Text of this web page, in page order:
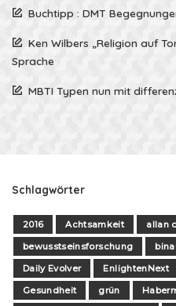
Buchtipp : DMT
Ken Wilbers „Religion auf
Sprache
MBTI Typen nun mit
Schlagwörter
2016 Achtsamkeit allan
bewusstseinsforschung
Daily Evolver
EnlightenNext
Gesundheit
grün